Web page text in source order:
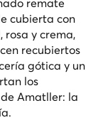
cubierta con
rosa y crema,
recubiertos
gótica y un
los
Amatller: la